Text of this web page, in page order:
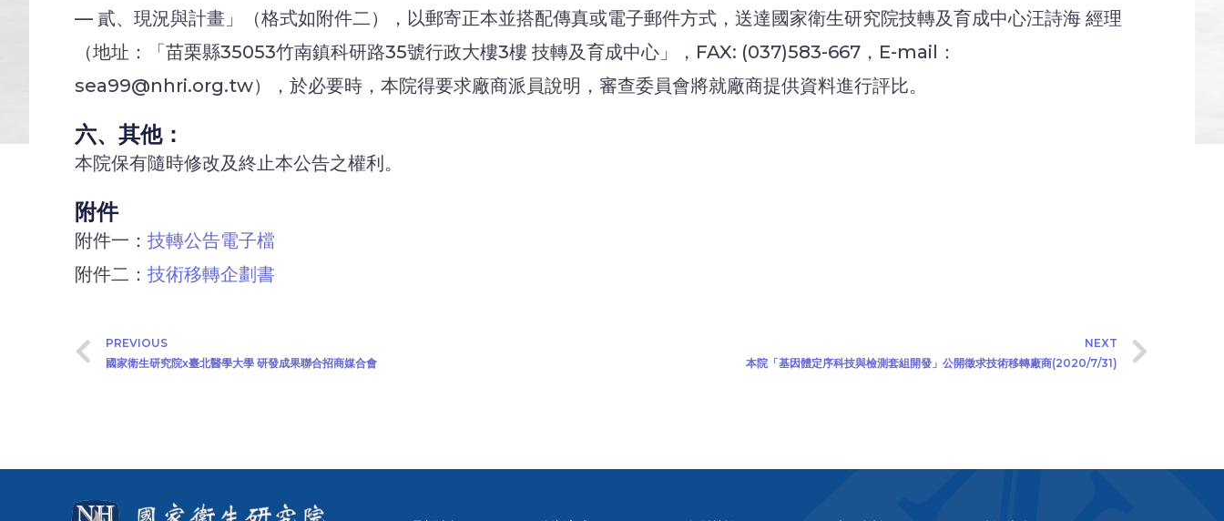
— 貳、現況與計畫」（格式如附件二），以郵寄正本並搭配傳真或電子郵件方式，送達國家衛生研究院技轉及育成中心汪詩海 經理
（地址：「苗栗縣35053竹南鎮科研路35號行政大樓3樓 技轉及育成中心」，FAX: (037)583-667，E-mail：
sea99@nhri.org.tw），於必要時，本院得要求廠商派員說明，審查委員會將就廠商提供資料進行評比。
六、其他：
本院保有隨時修改及終止本公告之權利。
附件
附件一： 技轉公告電子檔
附件二： 技術移轉企劃書
PREVIOUS
國家衛生研究院x臺北醫學大學 研發成果聯合招商媒合會
NEXT
本院「基因體定序科技與檢測套組開發」公開徵求技術移轉廠商(2020/7/31)